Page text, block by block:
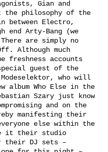
Gian and
philosophy of the
between Electro,
end Arty-Bang (we
are simply no
Although much
freshness accounts
guest of the
who will
album Who Else in the
Szary just know
and on the
manifesting their
else within the
it their studio
their DJ sets –